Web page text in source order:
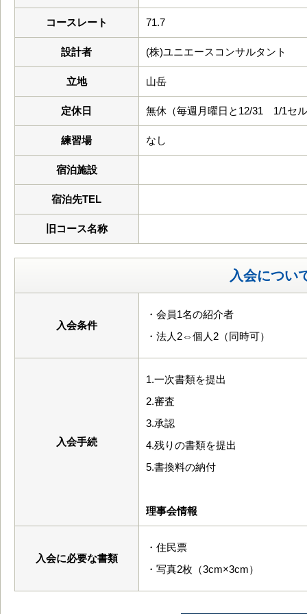
コースレート 71.7
設計者 (株)ユニエースコンサルタント
立地 山岳
定休日 無休（毎週月曜日と12/31 1/1セ
練習場 なし
宿泊施設
宿泊先TEL
旧コース名称
入会につい
入会条件
・会員1名の紹介者
・法人2⇔個人2（同時可）
入会手続
1.一次書類を提出
2.審査
3.承認
4.残りの書類を提出
5.書換料の納付
理事会情報
入会に必要な書類
・住民票
・写真2枚（3cm×3cm）